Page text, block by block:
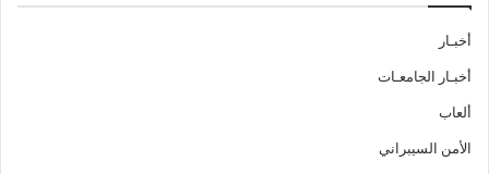
أخبـار
أخبـار الجامعـات
ألعاب
الأمن السيبراني